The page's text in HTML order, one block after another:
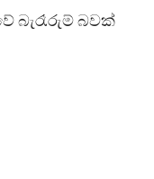
බැරෑරුම් බවක්